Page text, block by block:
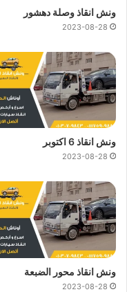
ونش انقاذ وصلة دهشور
2023-08-28
ونش انقاذ 6 اكتوبر
2023-08-28
ونش انقاذ محور الضبعة
2023-08-28